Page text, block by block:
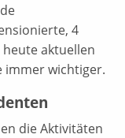
4
aktuellen
immer wichtiger.
die Aktivitäten